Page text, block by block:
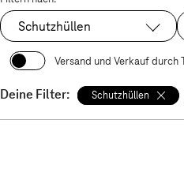
Ausgewählt:
Schutzhüllen
Versand und Verkauf durch
Deine Filter: Schutzhüllen